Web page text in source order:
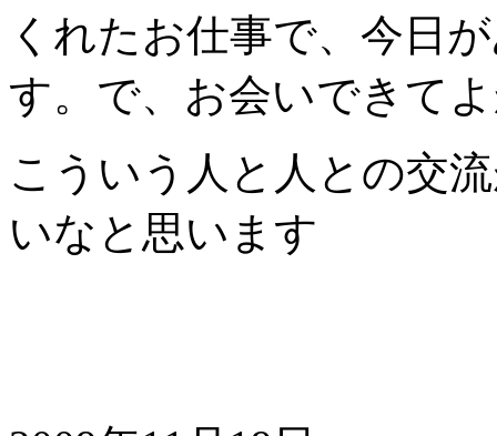
くれたお仕事で、今日
す。で、お会いできて
こういう人と人との交
いなと思います